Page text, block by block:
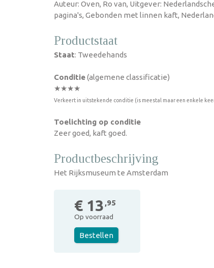
Auteur: Oven, Ro van, Uitgever:
pagina's, Gebonden met linnen kaft,
Productstaat
Staat: Tweedehands
Conditie(algemene classificatie)
★★★★
Verkeert in uitstekende conditie (is meestal maar een enkele
Toelichting op conditie
Zeer goed, kaft goed.
Productbeschrijving
Het Rijksmuseum te Amsterdam
€ 13 ,95
Op voorraad
Bestellen